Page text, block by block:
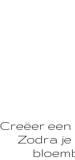
Creëer
Zodra je